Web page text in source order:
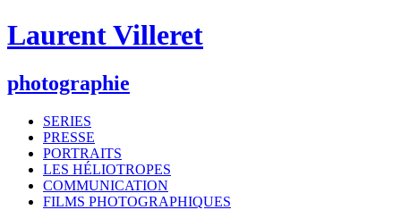
Laurent Villeret
photographie
SERIES
PRESSE
PORTRAITS
LES HÉLIOTROPES
COMMUNICATION
FILMS PHOTOGRAPHIQUES